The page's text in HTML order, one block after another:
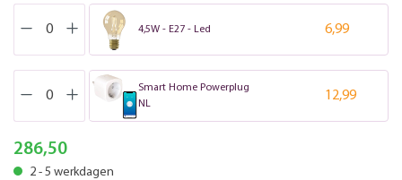
4,5W - E27 - Led 6,99
Smart Home Powerplug
NL
12,99
286,50
2 - 5 werkdagen